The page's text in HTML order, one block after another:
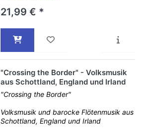
21,99 € *
"Crossing the Border" - Volksmusik
aus Schottland, England und Irland
"Crossing the Border"
Volksmusik und barocke Flötenmusik aus
Schottland, England und Irland